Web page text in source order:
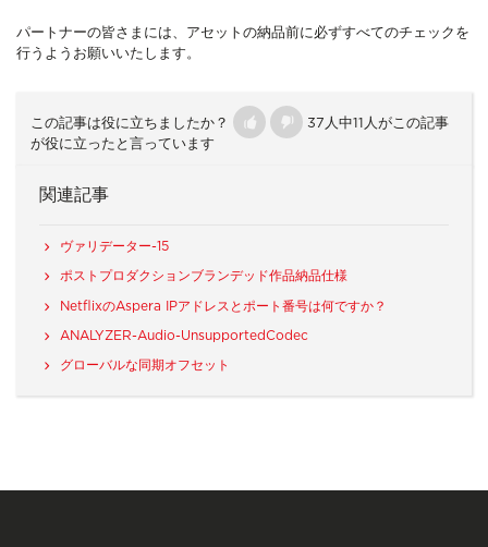
パートナーの皆さまには、アセットの納品前に必ずすべてのチェックを
行うようお願いいたします。
この記事は役に立ちましたか？
37人中11人がこの記事
が役に立ったと言っています
関連記事
ヴァリデーター-15
ポストプロダクションブランデッド作品納品仕様
NetflixのAspera IPアドレスとポート番号は何ですか？
ANALYZER-Audio-UnsupportedCodec
グローバルな同期オフセット